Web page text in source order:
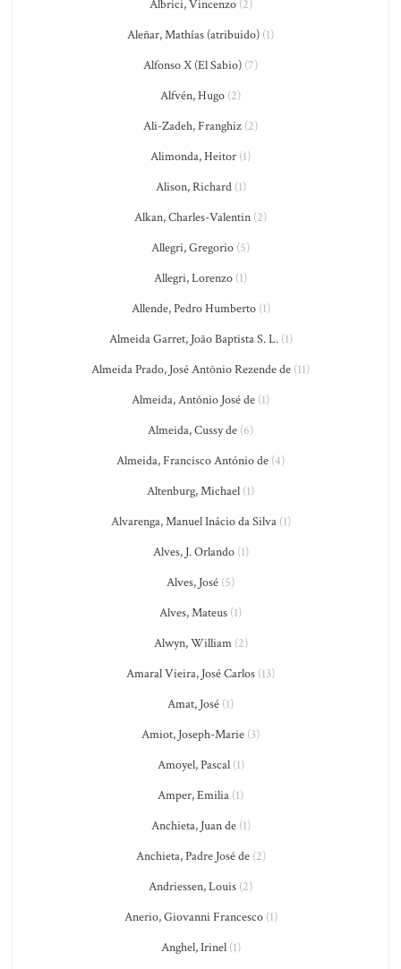
Albrici, Vincenzo(2)
Aleñar, Mathías (atribuido) (1)
Alfonso X (El Sabio) (7)
Alfvén, Hugo (2)
Ali-Zadeh, Franghiz (2)
Alimonda, Heitor (1)
Alison, Richard(1)
Alkan, Charles-Valentin (2)
Allegri, Gregorio (5)
Allegri, Lorenzo (1)
Allende, Pedro Humberto(1)
Almeida Garret, João Baptista S. L.(1)
Almeida Prado, José Antônio Rezende de (11)
Almeida, Antônio José de (1)
Almeida, Cussy de (6)
Almeida, Francisco António de (4)
Altenburg, Michael (1)
Alvarenga, Manuel Inácio da Silva(1)
Alves, J. Orlando(1)
Alves, José (5)
Alves, Mateus (1)
Alwyn, William(2)
Amaral Vieira, José Carlos (13)
Amat, José (1)
Amiot, Joseph-Marie (3)
Amoyel, Pascal(1)
Amper, Emilia (1)
Anchieta, Juan de(1)
Anchieta, Padre José de(2)
Andriessen, Louis (2)
Anerio, Giovanni Francesco(1)
Anghel, Irinel(1)